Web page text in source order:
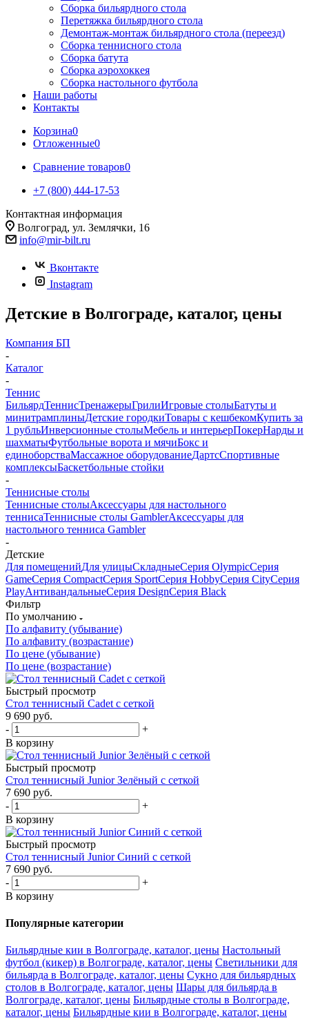
Сборка бильярдного стола
Перетяжка бильярдного стола
Демонтаж-монтаж бильярдного стола (переезд)
Сборка теннисного стола
Сборка батута
Сборка аэрохоккея
Сборка настольного футбола
Наши работы
Контакты
Корзина0
Отложенные0
Сравнение товаров0
+7 (800) 444-17-53
Контактная информация
Волгоград, ул. Землячки, 16
info@mir-bilt.ru
Вконтакте
Instagram
Детские в Волгограде, каталог, цены
Компания БП
-
Каталог
-
Теннис
БильярдТеннисТренажерыГрилиИгровые столыБатуты и
минитрамплиныДетские городкиТовары с кешбекомКупить за
1 рубльИнверсионные столыМебель и интерьерПокерНарды и
шахматыФутбольные ворота и мячиБокс и
единоборстваМассажное оборудованиеДартсСпортивные
комплексыБаскетбольные стойки
-
Теннисные столы
Теннисные столыАксессуары для настольного
теннисаТеннисные столы GamblerАксессуары для
настольного тенниса Gambler
-
Детские
Для помещенийДля улицыСкладныеСерия OlympicСерия
GameСерия CompactСерия SportСерия HobbyСерия CityСерия
PlayАнтивандальныеСерия DesignСерия Black
Фильтр
По умолчанию
По алфавиту (убывание)
По алфавиту (возрастание)
По цене (убывание)
По цене (возрастание)
Быстрый просмотр
Стол теннисный Cadet с сеткой
9 690 руб.
-
+
В корзину
Быстрый просмотр
Стол теннисный Junior Зелёный с сеткой
7 690 руб.
-
+
В корзину
Быстрый просмотр
Стол теннисный Junior Синий с сеткой
7 690 руб.
-
+
В корзину
Популярные категории
Бильярдные кии в Волгограде, каталог, цены Настольный
футбол (кикер) в Волгограде, каталог, цены Светильники для
бильярда в Волгограде, каталог, цены Сукно для бильярдных
столов в Волгограде, каталог, цены Шары для бильярда в
Волгограде, каталог, цены Бильярдные столы в Волгограде,
каталог, цены Бильярдные кии в Волгограде, каталог, цены